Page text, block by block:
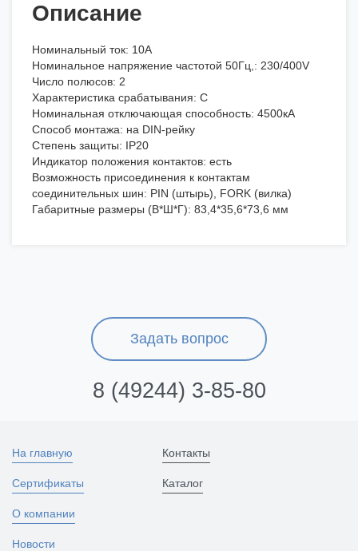
Описание
Номинальный ток: 10А
Номинальное напряжение частотой 50Гц,: 230/400V
Число полюсов: 2
Характеристика срабатывания: С
Номинальная отключающая способность: 4500кА
Способ монтажа: на DIN-рейку
Степень защиты: IP20
Индикатор положения контактов: есть
Возможность присоединения к контактам
соединительных шин: PIN (штырь), FORK (вилка)
Габаритные размеры (В*Ш*Г): 83,4*35,6*73,6 мм
Задать вопрос
8 (49244) 3-85-80
На главную
Сертификаты
О компании
Новости
Контакты
Каталог